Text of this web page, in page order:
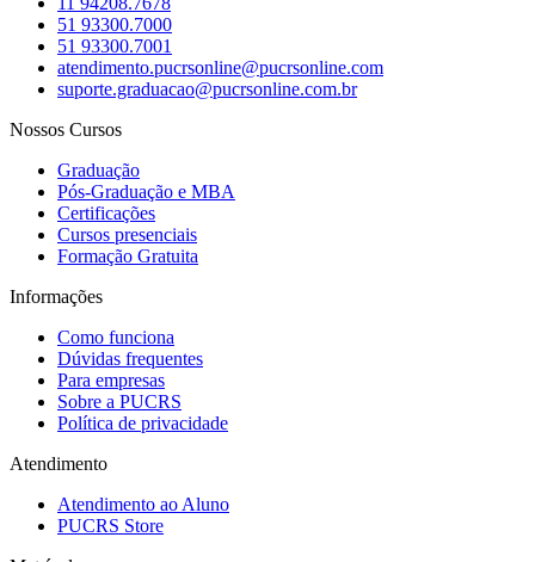
51 93300.7000
51 93300.7001
atendimento.pucrsonline@pucrsonline.com
suporte.graduacao@pucrsonline.com.br
Nossos Cursos
Graduação
Pós-Graduação e MBA
Certificações
Cursos presenciais
Formação Gratuita
Informações
Como funciona
Dúvidas frequentes
Para empresas
Sobre a PUCRS
Política de privacidade
Atendimento
Atendimento ao Aluno
PUCRS Store